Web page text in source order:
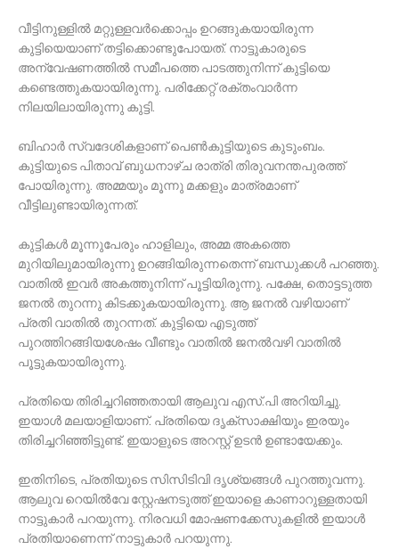
വീട്ടിനുള്ളിൽ മറ്റുള്ളവർക്കൊപ്പം ഉറങ്ങുകയായിരുന്ന
കുട്ടിയെയാണ് തട്ടിക്കൊണ്ടുപോയത്. നാട്ടുകാരുടെ
അന്വേഷണത്തിൽ സമീപത്തെ പാടത്തുനിന്ന് കുട്ടിയെ
കണ്ടെത്തുകയായിരുന്നു. പരിക്കേറ്റ് രക്തംവാർന്ന
നിലയിലായിരുന്നു കുട്ടി.
ബിഹാർ സ്വദേശികളാണ് പെൺകുട്ടിയുടെ കുടുംബം.
കുട്ടിയുടെ പിതാവ് ബുധനാഴ്ച രാത്രി തിരുവനന്തപുരത്ത്
പോയിരുന്നു. അമ്മയും മൂന്നു മക്കളും മാത്രമാണ്
വീട്ടിലുണ്ടായിരുന്നത്.
കുട്ടികൾ മൂന്നുപേരും ഹാളിലും, അമ്മ അകത്തെ
മുറിയിലുമായിരുന്നു ഉറങ്ങിയിരുന്നതെന്ന് ബന്ധുക്കൾ പറഞ്ഞു.
വാതിൽ ഇവർ അകത്തുനിന്ന് പൂട്ടിയിരുന്നു. പക്ഷേ, തൊട്ടടുത്ത
ജനൽ തുറന്നു കിടക്കുകയായിരുന്നു. ആ ജനൽ വഴിയാണ്
പ്രതി വാതിൽ തുറന്നത്. കുട്ടിയെ എടുത്ത്
പുറത്തിറങ്ങിയശേഷം വീണ്ടും വാതിൽ ജനൽവഴി വാതിൽ
പൂട്ടുകയായിരുന്നു.
പ്രതിയെ തിരിച്ചറിഞ്ഞതായി ആലുവ എസ്.പി അറിയിച്ചു.
ഇയാൾ മലയാളിയാണ്. പ്രതിയെ ദൃക്‌സാക്ഷിയും ഇരയും
തിരിച്ചറിഞ്ഞിട്ടുണ്ട്. ഇയാളുടെ അറസ്റ്റ് ഉടൻ ഉണ്ടായേക്കും.
ഇതിനിടെ, പ്രതിയുടെ സിസിടിവി ദൃശ്യങ്ങൾ പുറത്തുവന്നു.
ആലുവ റെയിൽവേ സ്റ്റേഷനടുത്ത് ഇയാളെ കാണാറുള്ളതായി
നാട്ടുകാർ പറയുന്നു. നിരവധി മോഷണക്കേസുകളിൽ ഇയാൾ
പ്രതിയാണെന്ന് നാട്ടുകാർ പറയുന്നു.